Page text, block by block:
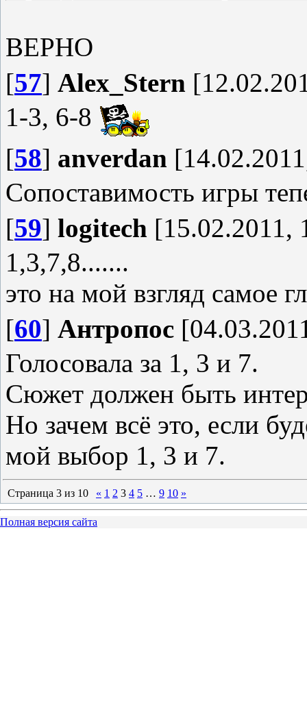
ВЕРНО
[57] Alex_Stern
1-3, 6-8
[58] anverdan
Сопоставимость игры
[59] logitech [15.02.2011,
1,3,7,8.......
это на мой взгляд самое
[60] Антропос
Голосовала за 1, 3 и 7.
Сюжет должен быть
Но зачем всё это, если
мой выбор 1, 3 и 7.
Страница 3 из 10 « 1 2 3 4 5 … 9 10 »
Полная версия сайта